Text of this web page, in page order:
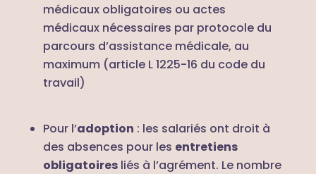
médicaux obligatoires ou actes
médicaux nécessaires par protocole du
parcours d’assistance médicale, au
maximum (article L 1225-16 du code du
travail)
Pour l’adoption : les salariés ont droit à
des absences pour les entretiens
obligatoiresliés à l’agrément. Le nombre